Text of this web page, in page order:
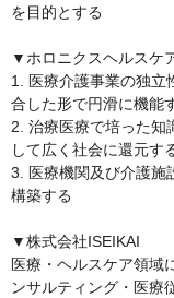
を目的とする
▼ホロニクスヘルスケ
1. 医療介護事業の独立
合した形で円滑に機能
2. 治療医療で培った知
して広く社会に還元す
3. 医療機関及び介護施
構築する
▼株式会社ISEIKAI
医療・ヘルスケア領域
ンサルティング・医療